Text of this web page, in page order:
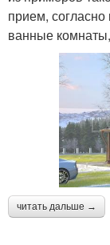
прием,
ванные
читать дальше →